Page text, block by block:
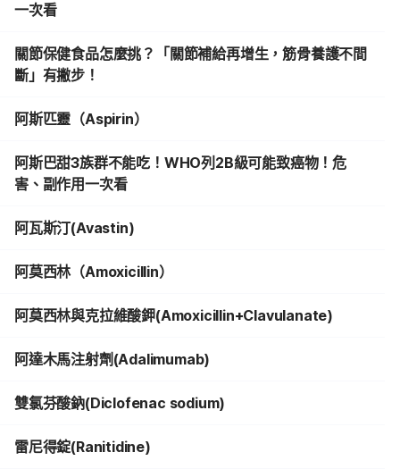
一次看
關節保健食品怎麼挑？「關節補給再增生，筋骨養護不間
斷」有撇步！
阿斯匹靈（Aspirin）
阿斯巴甜3族群不能吃！WHO列2B級可能致癌物！危
害、副作用一次看
阿瓦斯汀(Avastin)
阿莫西林（Amoxicillin）
阿莫西林與克拉維酸鉀(Amoxicillin+Clavulanate)
阿達木馬注射劑(Adalimumab)
雙氯芬酸鈉(Diclofenac sodium)
雷尼得錠(Ranitidine)